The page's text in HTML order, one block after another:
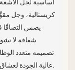
أساسية لجل
كريستالية، وجل
يضمن التصاقًا
شفافة لا
تصميمه متعدد
عالية الجودة لعشاق العناية بالأظافر وفناني الأظافر على حد سواء.